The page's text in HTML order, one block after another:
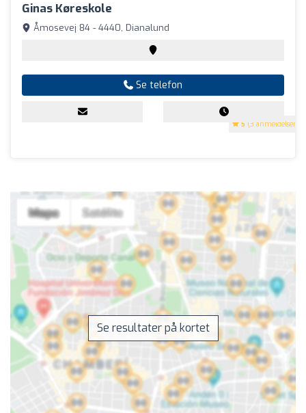
Ginas Køreskole
5 (3 anmeldelser)
Åmosevej 84 - 4440, Dianalund
Se telefon
Se resultater på kortet